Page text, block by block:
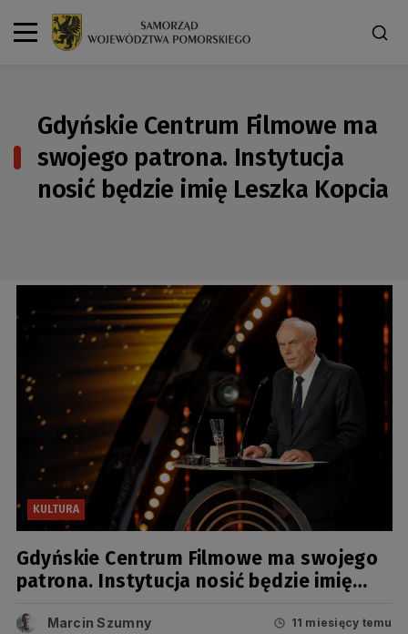
Gdyńskie Centrum Filmowe ma
swojego patrona. Instytucja
nosić będzie imię Leszka Kopcia
KULTURA
Gdyńskie Centrum Filmowe ma swojego
patrona. Instytucja nosić będzie imię
Marcin Szumny 11 miesięcy temu